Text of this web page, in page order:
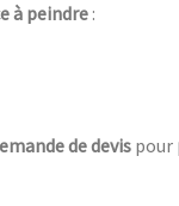
à peindre :
de devispour